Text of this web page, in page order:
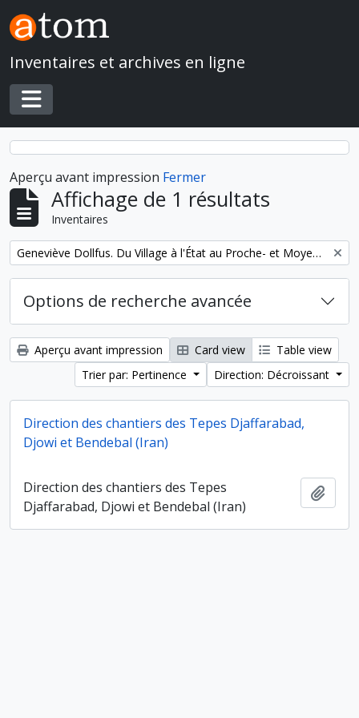
Skip to main content
Inventaires et archives en ligne
Toggle navigation
Aperçu avant impression Fermer
Affichage de 1 résultats
Inventaires
Remove filter: Geneviève Dollfus. Du Village à l'État au Proche- et Moyen-Orient
Options de recherche avancée
Aperçu avant impression Card view
Table view
Trier par: Pertinence
Direction: Décroissant
Direction des chantiers des Tepes Djaffarabad,
Djowi et Bendebal (Iran)
Direction des chantiers des Tepes
Djaffarabad, Djowi et Bendebal (Iran)